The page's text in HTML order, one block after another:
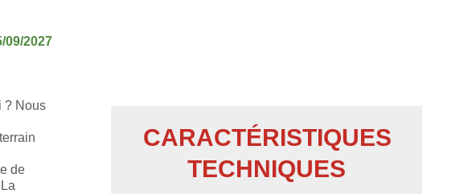
09/2027
? Nous
de
CARACTÉRISTIQUES
TECHNIQUES